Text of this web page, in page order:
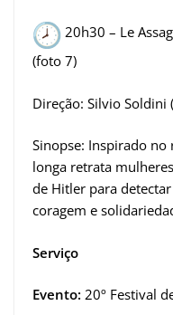
20h30 – Le
(foto 7)
Direção: Silvio Soldini
Sinopse: Inspirado no
longa retrata
de Hitler para
coragem e
Serviço
Evento: 20º Festival